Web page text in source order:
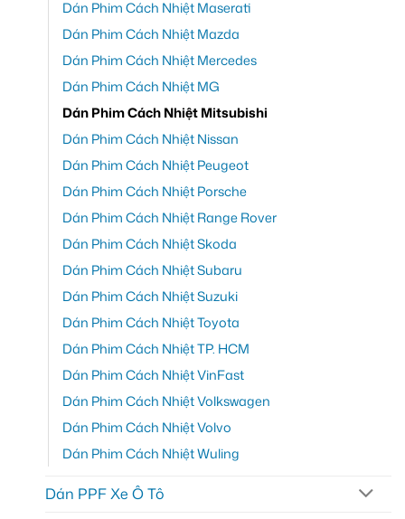
Dán Phim Cách Nhiệt Maserati
Dán Phim Cách Nhiệt Mazda
Dán Phim Cách Nhiệt Mercedes
Dán Phim Cách Nhiệt MG
Dán Phim Cách Nhiệt Mitsubishi
Dán Phim Cách Nhiệt Nissan
Dán Phim Cách Nhiệt Peugeot
Dán Phim Cách Nhiệt Porsche
Dán Phim Cách Nhiệt Range Rover
Dán Phim Cách Nhiệt Skoda
Dán Phim Cách Nhiệt Subaru
Dán Phim Cách Nhiệt Suzuki
Dán Phim Cách Nhiệt Toyota
Dán Phim Cách Nhiệt TP. HCM
Dán Phim Cách Nhiệt VinFast
Dán Phim Cách Nhiệt Volkswagen
Dán Phim Cách Nhiệt Volvo
Dán Phim Cách Nhiệt Wuling
Dán PPF Xe Ô Tô